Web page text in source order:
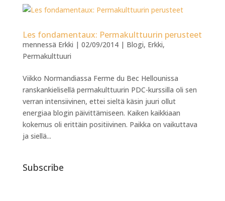
Les fondamentaux: Permakulttuurin perusteet
mennessä Erkki | 02/09/2014| Blogi, Erkki,
Permakulttuuri
Viikko Normandiassa Ferme du Bec Hellounissa
ranskankielisellä permakulttuurin PDC-kurssilla oli sen
verran intensiivinen, ettei sieltä käsin juuri ollut
energiaa blogin päivittämiseen. Kaiken kaikkiaan
kokemus oli erittäin positiivinen. Paikka on vaikuttava
ja siellä...
Subscribe